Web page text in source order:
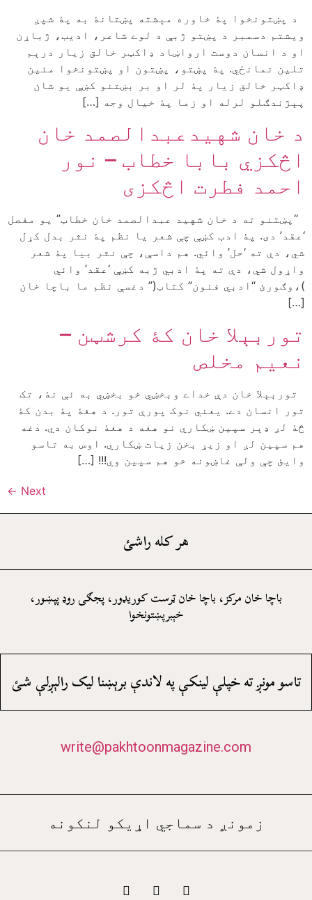
د پښتونخوا پۀ خاوره مېشته پښتانۀ به پۀ شپږ
ویشتم دسمبر د پښتو ژبې د لوے شاعر، ادیب، ژباړن
او د انسان دوست ارواښاد ډاکټر خالق زیار درېم
تلین نمانځي. پۀ پښتو، پښتون او پښتونخوا مئین
ډاکټر خالق زیار پۀ لر او بر بښتنو کښې یو شان
پېژندګلو لرله او زما پۀ خیال وجه […]
د خان شهیدعبدالصمد خان
اڅکزي بابا خطاب – نور
احمد فطرت اڅکزی
“پښتنو ته د خان شهيد عبدالصمد خان خطاب” يو مفصل
‘عقد’ دی. پۀ ادب کښې چې شعر یا نظم پۀ نثر بدل کړل
شي، دې ته ‘حل’ وائي. هم داسې، چې نثر بیا پۀ شعر
واړول شي، دې ته پۀ ادبي ژبه کښې ‘عقد’ وائي
)،وګورئ “ادبي فنون” کتاب(” دغسې نظم ما باچا خان
[…]
توربېلا خان کۀ کرشټن –
نعیم مخلص
توربېلا خان دې خداے وبخښي خو بخښي به ئې نۀ، تک
تور انسان دے. يعني نوک پورې تور. د هغۀ پۀ بدن کۀ
څۀ لږ ډېر سپين ښکاري نو هغه د هغۀ نوکان دي. دغه
هم سپین لږ او زیړ بخن زیات ښکاري. اوس به تاسو
وايئ چې ولې غاښونه خو هم سپين وي!!! […]
Next
←
هر کله راشئ
باچا خان مرکز، باچا خان ټرست کوريډور، پجګۍ روډ پېښور،
خېبرپښتونخوا
تاسو مونږ ته خپلې لينکې په لاندې برېښنا ليک رالېږلې شئ
write@pakhtoonmagazine.com
زمونږ د سماجي اړيکو لنکونه